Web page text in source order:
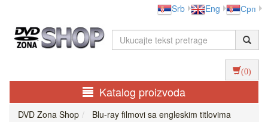
Srb Eng Срп
(0)
Katalog proizvoda
DVD Zona Shop Blu-ray filmovi sa engleskim titlovima